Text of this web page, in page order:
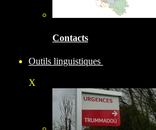
Contacts
Outils linguistiques
X